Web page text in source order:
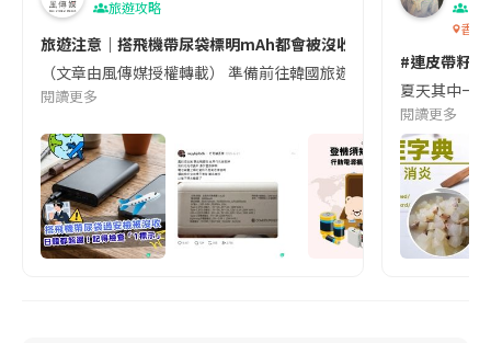
旅遊攻略
旅遊注意｜搭飛機帶尿袋標明mAh都會被沒收😱出發前切記檢查
（文章由風傳媒授權轉載） 準備前往韓國旅遊的民眾，近期要
閱讀更多
香港
#連皮帶籽
夏天其中一
閱讀更多